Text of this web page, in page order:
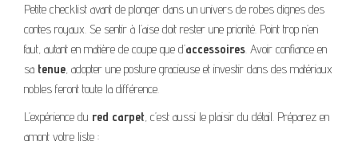
Petite checklist avant de plonger dans un univers de robes dignes des
contes royaux. Se sentir à l’aise doit rester une priorité. Point trop n’en
faut, autant en matière de coupe que d’accessoires. Avoir confiance en
sa tenue, adopter une posture gracieuse et investir dans des matériaux
nobles feront toute la différence.
L’expérience du red carpet, c’est aussi le plaisir du détail. Préparez en
amont votre liste :